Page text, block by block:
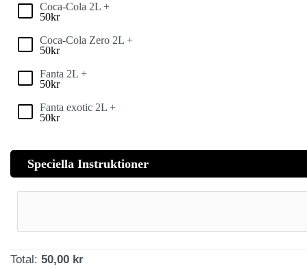
Coca-Cola 2L +
50kr
Coca-Cola Zero 2L +
50kr
Fanta 2L +
50kr
Fanta exotic 2L +
50kr
Speciella Instruktioner
Total: 50,00 kr